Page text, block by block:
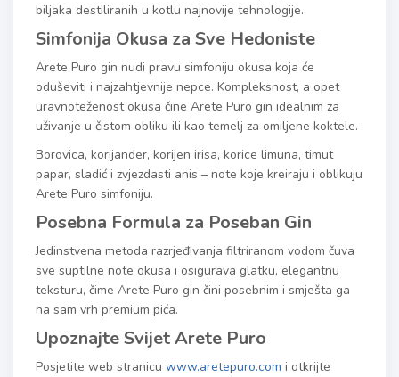
biljaka destiliranih u kotlu najnovije tehnologije.
Simfonija Okusa za Sve Hedoniste
Arete Puro gin nudi pravu simfoniju okusa koja će
oduševiti i najzahtjevnije nepce. Kompleksnost, a opet
uravnoteženost okusa čine Arete Puro gin idealnim za
uživanje u čistom obliku ili kao temelj za omiljene koktele.
Borovica, korijander, korijen irisa, korice limuna, timut
papar, sladić i zvjezdasti anis – note koje kreiraju i oblikuju
Arete Puro simfoniju.
Posebna Formula za Poseban Gin
Jedinstvena metoda razrjeđivanja filtriranom vodom čuva
sve suptilne note okusa i osigurava glatku, elegantnu
teksturu, čime Arete Puro gin čini posebnim i smješta ga
na sam vrh premium pića.
Upoznajte Svijet Arete Puro
Posjetite web stranicu www.aretepuro.com i otkrijte